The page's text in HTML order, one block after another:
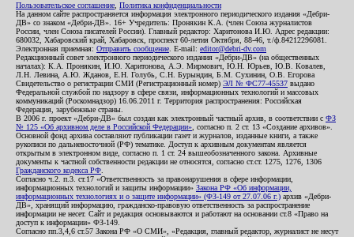
Пользовательское соглашение Политика конфиденциальности
На данном сайте распространяется информация электронного периодического издания «Дебри-
ДВ» со знаком «Дебри-ДВ». 16+ Учредитель: Пронякин К.А. (член Союза журналистов
России, член Союза писателей России). Главный редактор: Харитонова И.Ю. Адрес редакции:
680032, Хабаровский край, Хабаровск, проспект 60-летия Октября, 88-46, т./ф.84212296081.
Электронная приемная: Отправить сообщение . E-mail: editor@debri-dv.com
Редакционный совет электронного периодического издания «Дебри-ДВ» (на общественных
началах): К.А. Пронякин, И.Ю. Харитонова, А.Э. Мирмович, Ю.Н. Юрьев, Ю.В. Ковалев,
Л.Н. Левина, А.Ю. Жданов, Е.Н. Голубь, С.Н. Бурындин, Б.М. Сухинин, О.В. Егорова
Свидетельство о регистрации СМИ (Регистрационный номер) ЭЛ № ФС77-45537 выдано
Федеральной службой по надзору в сфере связи, информационных технологий и массовых
коммуникаций (Роскомнадзор) 16.06.2011 г. Территория распространения: Российская
Федерация, зарубежные страны.
В 2006 г. проект «Дебри-ДВ» был создан как электронный частный архив, в соответствии с ФЗ
№ 125 «Об архивном деле в Российской Федерации» , согласно п. 2 ст. 13 «Создание архивов».
Основной фонд архива составляют публикации газет и журналов, изданные книги, а также
рукописи по дальневосточной (РФ) тематике. Доступ к архивным документам является
открытым в электронном виде, согласно п. 1 ст. 24 вышеобозначенного закона. Архивные
документы к частной собственности редакции не относятся, согласно ст.ст. 1275, 1276, 1306
Гражданского кодекса РФ
Согласно ч.2. п.3. ст.17 «Ответственность за правонарушения в сфере информации,
информационных технологий и защиты информации» Закона РФ «Об информации,
информационных технологиях и о защите информации» (ФЗ-149 от 27.07.06 г.) архив «Дебри-
ДВ», хранящий информацию, гражданско-правовую ответственность за распространение
информации не несет. Сайт и редакция основываются и работают на основании ст.8 «Право на
доступ к информации» ФЗ-149.
Согласно пп.3,4,6 ст.57 Закона РФ «О СМИ», «Редакция, главный редактор, журналист не несут